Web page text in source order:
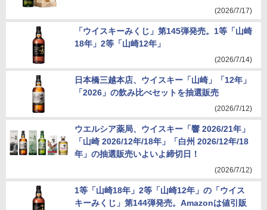
(2026/7/17)
「ウイスキーみくじ」第145弾発売。1等「山崎
18年」2等「山崎12年」
(2026/7/14)
日本橋三越本店、ウイスキー「山崎」「12年」
「2026」の飲み比べセットを抽選販売
(2026/7/12)
ウエルシア薬局、ウイスキー「響 2026/21年」
「山崎 2026/12年/18年」「白州 2026/12年/18
年」の抽選販売いよいよ締切日！
(2026/7/12)
1等「山崎18年」2等「山崎12年」の「ウイス
キーみくじ」第144弾発売。Amazonは値引販